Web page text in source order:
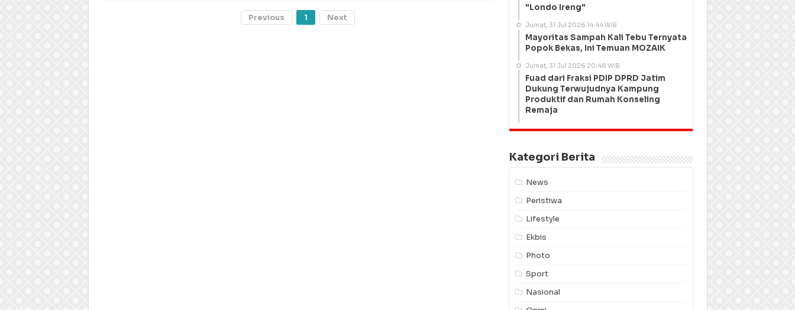
Previous 1 Next
"Londo Ireng"
Jumat, 31 Jul 2026 14:44 WIB
Mayoritas Sampah Kali Tebu Ternyata
Popok Bekas, Ini Temuan MOZAIK
Jumat, 31 Jul 2026 20:48 WIB
Fuad dari Fraksi PDIP DPRD Jatim
Dukung Terwujudnya Kampung
Produktif dan Rumah Konseling
Remaja
Kategori Berita
News
Peristiwa
Lifestyle
Ekbis
Photo
Sport
Nasional